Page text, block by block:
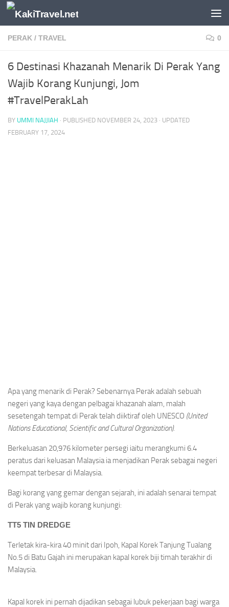
Skip to content
PERAK / TRAVEL 0
6 Destinasi Khazanah Menarik Di Perak Yang
Wajib Korang Kunjungi, Jom
#TravelPerakLah
BY UMMI NAJJIAH · PUBLISHED NOVEMBER 24, 2023 · UPDATED
FEBRUARY 17, 2024
Apa yang menarik di Perak? Sebenarnya Perak adalah sebuah
negeri yang kaya dengan pelbagai khazanah alam, malah
sesetengah tempat di Perak telah diiktiraf oleh UNESCO (United
Nations Educational, Scientific and Cultural Organization).
Berkeluasan 20,976 kilometer persegi iaitu merangkumi 6.4
peratus dari keluasan Malaysia ia menjadikan Perak sebagai negeri
keempat terbesar di Malaysia.
Bagi korang yang gemar dengan sejarah, ini adalah senarai tempat
di Perak yang wajib korang kunjungi:
TT5 TIN DREDGE
Terletak kira-kira 40 minit dari Ipoh, Kapal Korek Tanjung Tualang
No.5 di Batu Gajah ini merupakan kapal korek biji timah terakhir di
Malaysia.
Kapal korek ini pernah dijadikan sebagai lubuk pekerjaan bagi warga